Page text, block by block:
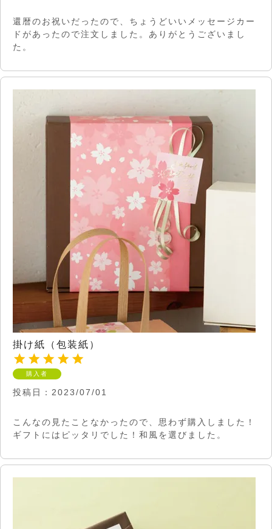
還暦のお祝いだったので、ちょうどいいメッセージカー
ドがあったので注文しました。ありがとうございまし
た。
掛け紙（包装紙）
購入者
投稿日 2023/07/01
こんなの見たことなかったので、思わず購入しました！
ギフトにはピッタリでした！和風を選びました。